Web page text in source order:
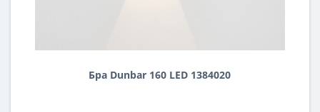
Бра Dunbar 160 LED 1384020